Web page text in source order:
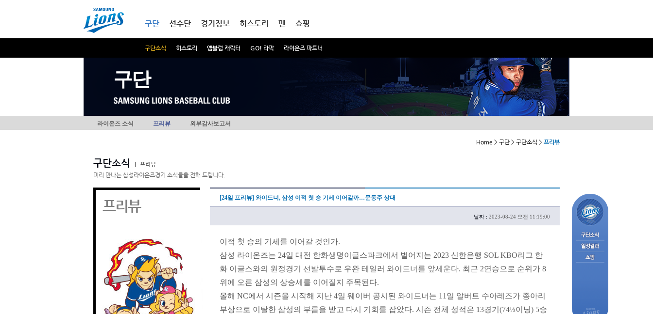
구단
구단소식 히스토리 엠블럼 캐릭터 GO! 라팍 라이온즈 파트너
선수단 경기정보 히스토리 팬 쇼핑
구단
라이온즈 소식 프리뷰 외부감사보고서
Home > 구단 > 구단소식 > 프리뷰
구단소식
프리뷰
미리 만나는 삼성라이온즈경기 소식들을 전해 드립니다.
프리뷰 [24일 프리뷰] 와이드너, 삼성 이적 첫 승 기세 이어갈까…문동주 상대
날짜 : 2023-08-24 오전 11:19:00
이적 첫 승의 기세를 이어갈 것인가.
삼성 라이온즈는 24일 대전 한화생명이글스파크에서 벌어지는 2023 신한은행 SOL KBO리그 한
화 이글스와의 원정경기 선발투수로 우완 테일러 와이드너를 앞세운다. 최근 2연승으로 순위가 8
위에 오른 삼성의 상승세를 이어질지 주목된다.
올해 NC에서 시즌을 시작해 지난 4일 웨이버 공시된 와이드너는 11일 알버트 수아레즈가 종아리
부상으로 이탈한 삼성의 부름을 받고 다시 기회를 잡았다. 시즌 전체 성적은 13경기(74⅓이닝) 5승